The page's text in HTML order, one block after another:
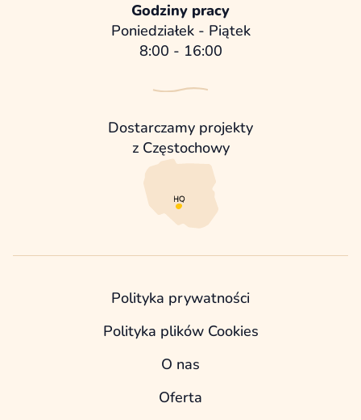
Godziny pracy
Poniedziałek - Piątek
8:00 - 16:00
Dostarczamy projekty
z Częstochowy
Polityka prywatności
Polityka plików Cookies
O nas
Oferta